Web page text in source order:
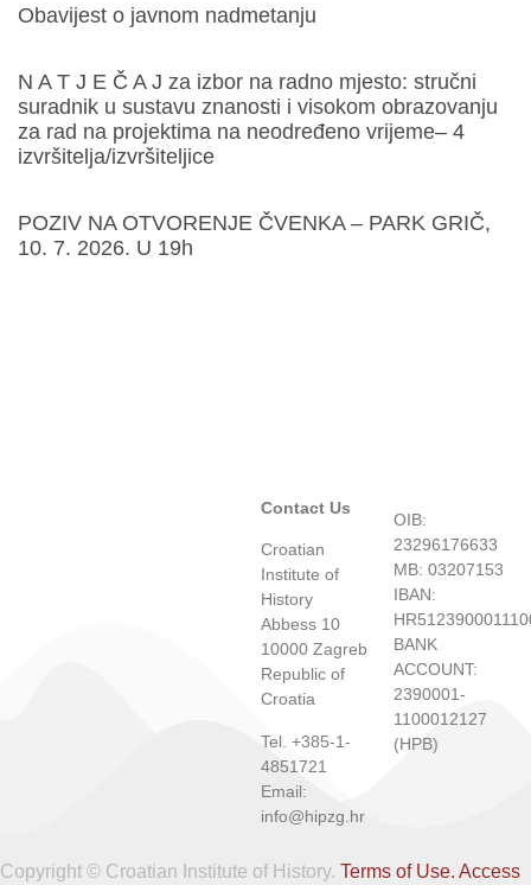
Obavijest o javnom nadmetanju
N A T J E Č A J za izbor na radno mjesto: stručni
suradnik u sustavu znanosti i visokom obrazovanju
za rad na projektima na neodređeno vrijeme– 4
izvršitelja/izvršiteljice
POZIV NA OTVORENJE ČVENKA – PARK GRIČ,
10. 7. 2026. U 19h
Contact Us
Croatian
Institute of
History
Abbess 10
10000 Zagreb
Republic of
Croatia
Tel. +385-1-
4851721
Email:
info@hipzg.hr
OIB:
23296176633
MB: 03207153
IBAN:
BANK
ACCOUNT:
2390001-
1100012127
(HPB)
Copyright © Croatian Institute of History. Terms of Use. Access